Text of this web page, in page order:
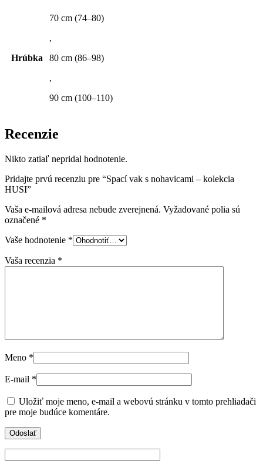
Hrúbka
70 cm (74–80)
,
80 cm (86–98)
,
90 cm (100–110)
Recenzie
Nikto zatiaľ nepridal hodnotenie.
Pridajte prvú recenziu pre “Spací vak s nohavicami – kolekcia
HUSI”
Vaša e-mailová adresa nebude zverejnená. Vyžadované polia sú
označené *
Vaše hodnotenie *
Vaša recenzia *
Meno *
E-mail *
Uložiť moje meno, e-mail a webovú stránku v tomto prehliadači
pre moje budúce komentáre.